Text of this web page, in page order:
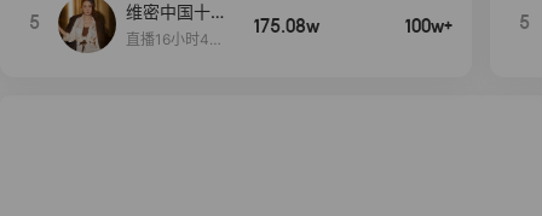
5
维密中国十周
年 与你如此
直播16小时48
175.08w 100w+ 5